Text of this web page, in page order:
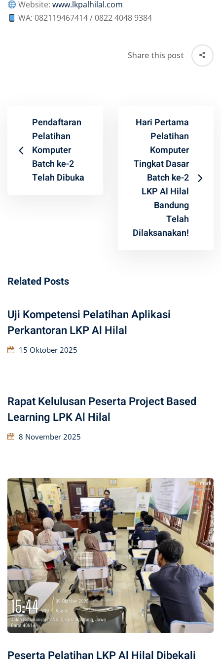
Website:www.lkpalhilal.com
WA: 082119467414 / 0822 4048 9384
Share this post
Pendaftaran
Pelatihan
Komputer
Batch ke-2
Telah Dibuka
Hari Pertama
Pelatihan
Komputer
Tingkat Dasar
Batch ke-2
LKP Al Hilal
Bandung
Telah
Dilaksanakan!
Related Posts
Uji Kompetensi Pelatihan Aplikasi
Perkantoran LKP Al Hilal
15 Oktober 2025
Rapat Kelulusan Peserta Project Based
Learning LPK Al Hilal
8 November 2025
Peserta Pelatihan LKP Al Hilal Dibekali